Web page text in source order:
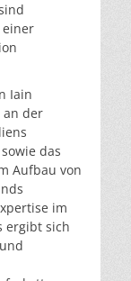
einer
Iain
an der
das
Aufbau von
im
ergibt sich